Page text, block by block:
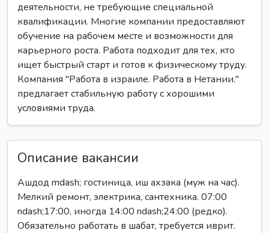
деятельности, не требующие специальной
квалификации. Многие компании предоставляют
обучение на рабочем месте и возможности для
карьерного роста. Работа подходит для тех, кто
ищет быстрый старт и готов к физическому труду.
Компания "Работа в израиле. Работа в Нетании."
предлагает стабильную работу с хорошими
условиями труда.
Описание вакансии
Ашдод mdash; гостиница, иш ахзака (муж на час).
Мелкий ремонт, электрика, сантехника. 07:00
ndash;17:00, иногда 14:00 ndash;24:00 (редко).
Обязательно работать в шабат, требуется иврит.